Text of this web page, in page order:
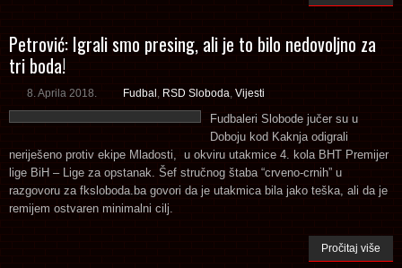
Petrović: Igrali smo presing, ali je to bilo nedovoljno za
tri boda!
8. Aprila 2018. Fudbal RSD Sloboda Vijesti
Fudbaleri Slobode jučer su u
Doboju kod Kaknja odigrali
neriješeno protiv ekipe Mladosti, u okviru utakmice 4. kola BHT Premijer
lige BiH – Lige za opstanak. Šef stručnog štaba “crveno-crnih” u
razgovoru za fksloboda.ba govori da je utakmica bila jako teška, ali da je
remijem ostvaren minimalni cilj.
Pročitaj više